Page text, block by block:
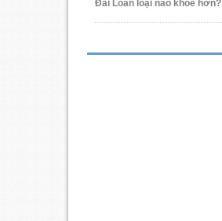
Đài Loan loại nào khỏe hơn?